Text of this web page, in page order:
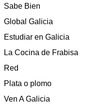
Sabe Bien
Global Galicia
Estudiar en Galicia
La Cocina de Frabisa
Red
Plata o plomo
Ven A Galicia